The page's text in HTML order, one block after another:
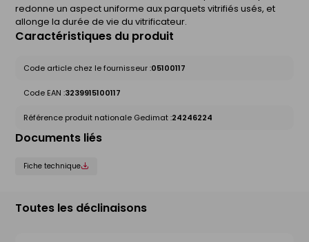
redonne un aspect uniforme aux parquets vitrifiés usés, et
allonge la durée de vie du vitrificateur.
Caractéristiques du produit
Code article chez le fournisseur :05100117
Code EAN :3239915100117
Référence produit nationale Gedimat :24246224
Documents liés
Fiche technique
Toutes les déclinaisons